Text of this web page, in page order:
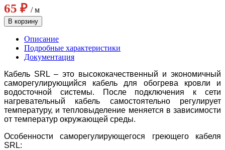
65 ₽ / м
Описание
Подробные характеристики
Документация
Кабель SRL – это высококачественный и экономичный
саморегулирующийся кабель для обогрева кровли и
водосточной системы. После подключения к сети
нагревательный кабель самостоятельно регулирует
температуру, и тепловыделение меняется в зависимости
от температур окружающей среды.
Особенности саморегулирующегося греющего кабеля
SRL: